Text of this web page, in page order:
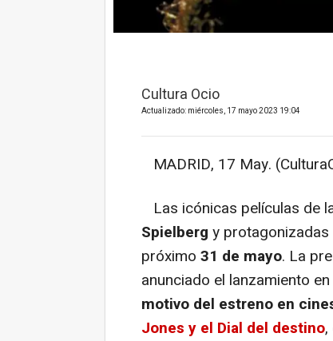
Cultura Ocio
Actualizado: miércoles, 17 mayo 2023 19:04
MADRID, 17 May.
Las icónicas películas de
Spielberg y
próximo 31 de mayo. La
anunciado el lanzamiento
motivo del estreno en
Jones y el Dial del destino,